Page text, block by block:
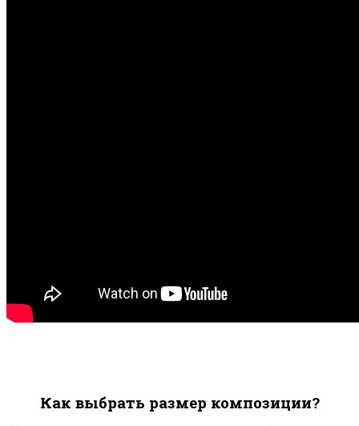
Как выбрать размер композиции?